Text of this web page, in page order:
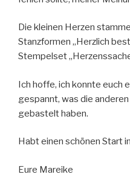
Die kleinen Herzen
Stanzformen „Herzlich
Stempelset
Ich hoffe, ich konnte euch
gespannt, was die
gebastelt haben.
Habt einen schönen Start
Eure Mareike